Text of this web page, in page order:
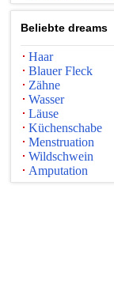
Beliebte dreams
Haar
Blauer Fleck
Zähne
Wasser
Läuse
Küchenschabe
Menstruation
Wildschwein
Amputation